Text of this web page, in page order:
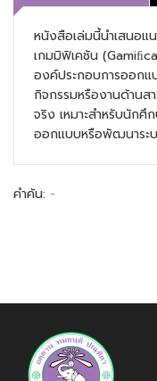
หนังสือเล่มนี้นำเสนอ
เกมมิฟิเคชัน
องค์ประกอบการออกแ
กิจกรรมหรืองานด้านส
จริง เหมาะสำหรับนัก
ออกแบบหรือพัฒนาระบ
คำค้น: -